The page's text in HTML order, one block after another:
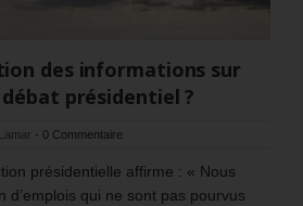
des informations sur
débat présidentiel ?
- 0 Commentaire
présidentielle affirme : « Nous
d’emplois qui ne sont pas pourvus